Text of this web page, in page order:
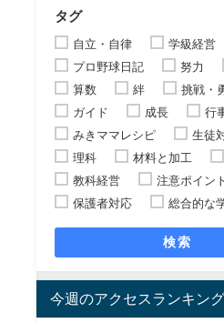
タグ
自立・自律
学級経営
プロ野球日記
努力
算数
絆
挑戦・
ガイド
成長
行
みきママレシピ
生徒
理科
材料と加工
教科経営
注意ポイント
保護者対応
総合的な
検索
今週のアクセスランキング